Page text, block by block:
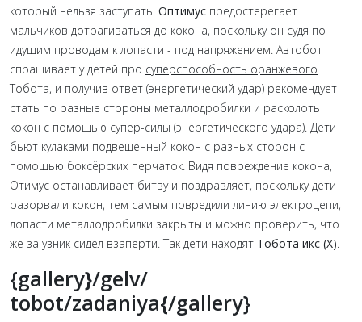
который нельзя заступать. Оптимус предостерегает
мальчиков дотрагиваться до кокона, поскольку он судя по
идущим проводам к лопасти - под напряжением. Автобот
спрашивает у детей про суперспособность оранжевого
Тобота, и получив ответ (энергетический удар) рекомендует
стать по разные стороны металлодробилки и расколоть
кокон с помощью супер-силы (энергетического удара). Дети
бьют кулаками подвешенный кокон с разных сторон с
помощью боксёрских перчаток. Видя повреждение кокона,
Отимус останавливает битву и поздравляет, поскольку дети
разорвали кокон, тем самым повредили линию электроцепи,
лопасти металлодробилки закрыты и можно проверить, что
же за узник сидел взаперти. Так дети находят Тобота икс (Х).
{gallery}/gelv/
tobot/zadaniya{/gallery}